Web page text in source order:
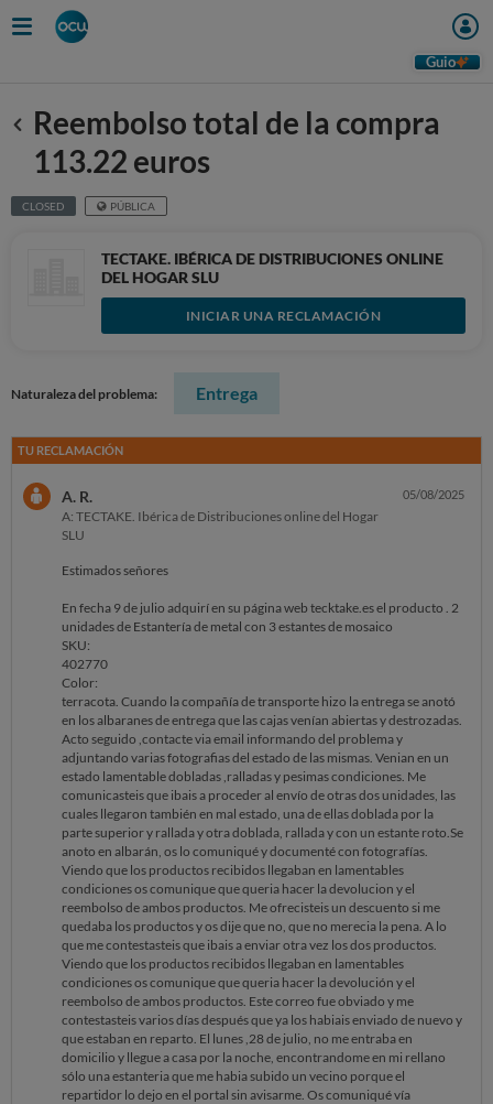
Guio
Anterior
Reembolso total de la compra
113.22 euros
CLOSED PÚBLICA
TECTAKE. IBÉRICA DE DISTRIBUCIONES ONLINE
DEL HOGAR SLU
INICIAR UNA RECLAMACIÓN
Naturaleza del problema: Entrega
TU RECLAMACIÓN
A. R.
A: TECTAKE. Ibérica de Distribuciones online del Hogar
SLU
05/08/2025
Estimados señores
En fecha 9 de julio adquirí en su página web tecktake.es el producto . 2
unidades de Estantería de metal con 3 estantes de mosaico
SKU:
402770
Color:
terracota. Cuando la compañía de transporte hizo la entrega se anotó
en los albaranes de entrega que las cajas venían abiertas y destrozadas.
Acto seguido ,contacte via email informando del problema y
adjuntando varias fotografias del estado de las mismas. Venian en un
estado lamentable dobladas ,ralladas y pesimas condiciones. Me
comunicasteis que ibais a proceder al envío de otras dos unidades, las
cuales llegaron también en mal estado, una de ellas doblada por la
parte superior y rallada y otra doblada, rallada y con un estante roto.Se
anoto en albarán, os lo comuniqué y documenté con fotografías.
Viendo que los productos recibidos llegaban en lamentables
condiciones os comunique que queria hacer la devolucion y el
reembolso de ambos productos. Me ofrecisteis un descuento si me
quedaba los productos y os dije que no, que no merecia la pena. A lo
que me contestasteis que ibais a enviar otra vez los dos productos.
Viendo que los productos recibidos llegaban en lamentables
condiciones os comunique que queria hacer la devolución y el
reembolso de ambos productos. Este correo fue obviado y me
contestasteis varios días después que ya los habiais enviado de nuevo y
que estaban en reparto. El lunes ,28 de julio, no me entraba en
domicilio y llegue a casa por la noche, encontrandome en mi rellano
sólo una estanteria que me habia subido un vecino porque el
repartidor lo dejo en el portal sin avisarme. Os comuniqué vía